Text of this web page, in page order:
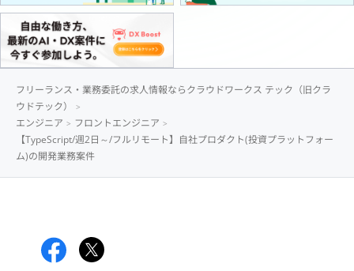
フリーランス・業務委託の求人情報ならクラウドワークス テック（旧クラ
ウドテック）
エンジニア
フロントエンジニア
【TypeScript/週2日～/フルリモート】自社プロダクト(投資プラットフォー
ム)の開発業務案件